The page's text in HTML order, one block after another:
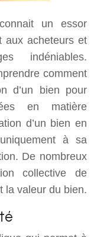
un essor
aux acheteurs et
indéniables.
comment
d’un bien pour
en matière
d’un bien en
à sa
De nombreux
collective de
la valeur du bien.